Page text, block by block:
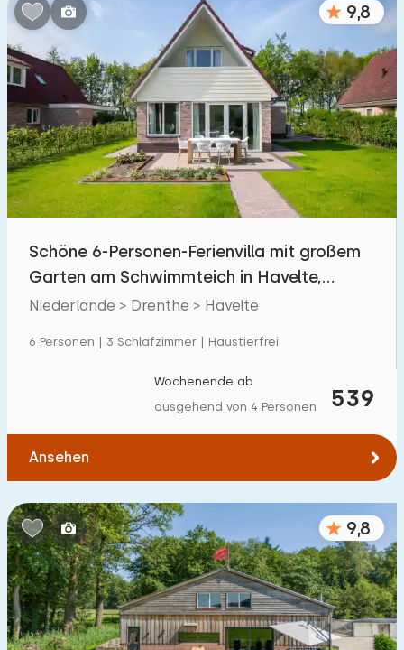
9,8
Schöne 6-Personen-Ferienvilla mit großem
Garten am Schwimmteich in Havelte,
Drenthe
Niederlande > Drenthe > Havelte
6 Personen | 3 Schlafzimmer | Haustierfrei
539
Wochenende ab
ausgehend von 4 Personen
Ansehen
9,8